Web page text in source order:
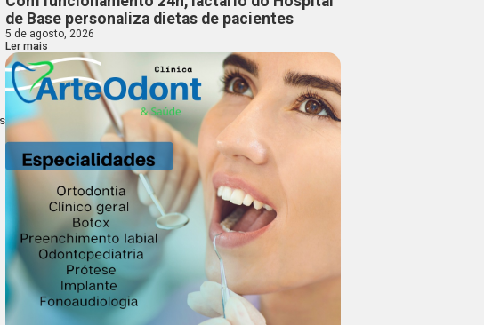
de Base personaliza dietas de pacientes
5 de agosto, 2026
Ler mais